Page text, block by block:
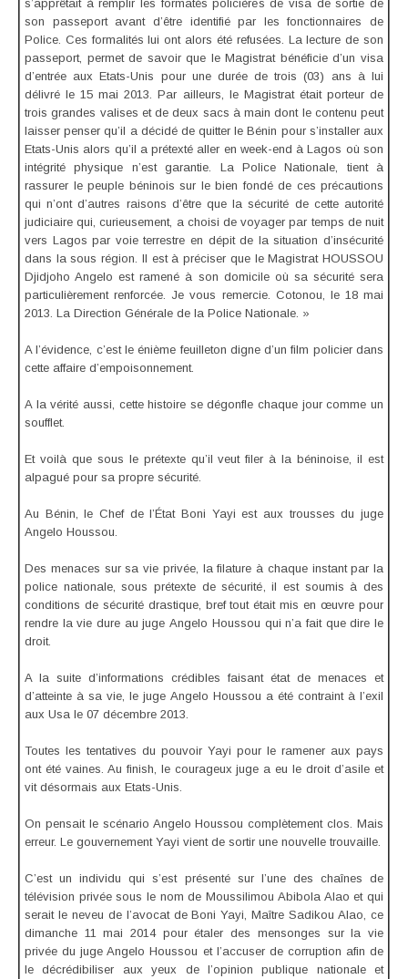
s’apprêtait à remplir les formatés policières de visa de sortie de
son passeport avant d’être identifié par les fonctionnaires de
Police. Ces formalités lui ont alors été refusées. La lecture de son
passeport, permet de savoir que le Magistrat bénéficie d’un visa
d’entrée aux Etats-Unis pour une durée de trois (03) ans à lui
délivré le 15 mai 2013. Par ailleurs, le Magistrat était porteur de
trois grandes valises et de deux sacs à main dont le contenu peut
laisser penser qu’il a décidé de quitter le Bénin pour s’installer aux
Etats-Unis alors qu’il a prétexté aller en week-end à Lagos où son
intégrité physique n’est garantie. La Police Nationale, tient à
rassurer le peuple béninois sur le bien fondé de ces précautions
qui n’ont d’autres raisons d’être que la sécurité de cette autorité
judiciaire qui, curieusement, a choisi de voyager par temps de nuit
vers Lagos par voie terrestre en dépit de la situation d’insécurité
dans la sous région. Il est à préciser que le Magistrat HOUSSOU
Djidjoho Angelo est ramené à son domicile où sa sécurité sera
particulièrement renforcée. Je vous remercie. Cotonou, le 18 mai
2013. La Direction Générale de la Police Nationale. »
A l’évidence, c’est le énième feuilleton digne d’un film policier dans
cette affaire d’empoisonnement.
A la vérité aussi, cette histoire se dégonfle chaque jour comme un
soufflet.
Et voilà que sous le prétexte qu’il veut filer à la béninoise, il est
alpagué pour sa propre sécurité.
Au Bénin, le Chef de l’État Boni Yayi est aux trousses du juge
Angelo Houssou.
Des menaces sur sa vie privée, la filature à chaque instant par la
police nationale, sous prétexte de sécurité, il est soumis à des
conditions de sécurité drastique, bref tout était mis en œuvre pour
rendre la vie dure au juge Angelo Houssou qui n’a fait que dire le
droit.
A la suite d’informations crédibles faisant état de menaces et
d’atteinte à sa vie, le juge Angelo Houssou a été contraint à l’exil
aux Usa le 07 décembre 2013.
Toutes les tentatives du pouvoir Yayi pour le ramener aux pays
ont été vaines. Au finish, le courageux juge a eu le droit d’asile et
vit désormais aux Etats-Unis.
On pensait le scénario Angelo Houssou complètement clos. Mais
erreur. Le gouvernement Yayi vient de sortir une nouvelle trouvaille.
C’est un individu qui s’est présenté sur l’une des chaînes de
télévision privée sous le nom de Moussilimou Abibola Alao et qui
serait le neveu de l’avocat de Boni Yayi, Maître Sadikou Alao, ce
dimanche 11 mai 2014 pour étaler des mensonges sur la vie
privée du juge Angelo Houssou et l’accuser de corruption afin de
le décrédibiliser aux yeux de l’opinion publique nationale et